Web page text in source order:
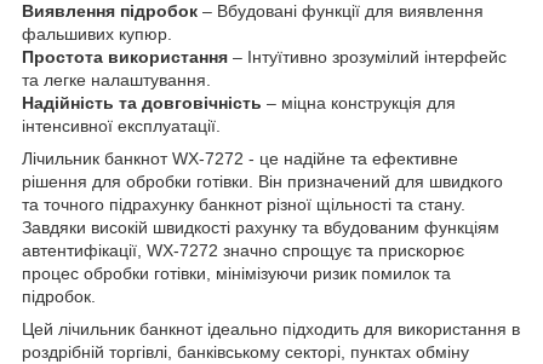
Виявлення підробок – Вбудовані функції для виявлення
фальшивих купюр.
Простота використання – Інтуїтивно зрозумілий інтерфейс
та легке налаштування.
Надійність та довговічність – міцна конструкція для
інтенсивної експлуатації.
Лічильник банкнот WX-7272 - це надійне та ефективне
рішення для обробки готівки. Він призначений для швидкого
та точного підрахунку банкнот різної щільності та стану.
Завдяки високій швидкості рахунку та вбудованим функціям
автентифікації, WX-7272 значно спрощує та прискорює
процес обробки готівки, мінімізуючи ризик помилок та
підробок.
Цей лічильник банкнот ідеально підходить для використання в
роздрібній торгівлі, банківському секторі, пунктах обміну